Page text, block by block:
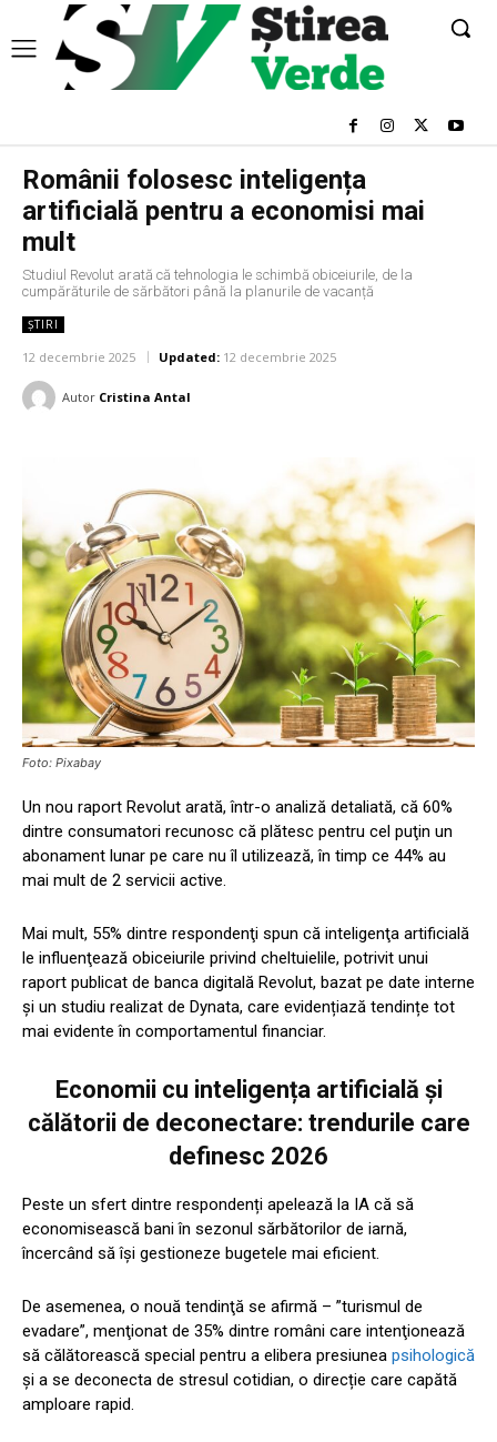
Românii folosesc inteligența
artificială pentru a economisi mai
mult
Studiul Revolut arată că tehnologia le schimbă obiceiurile, de la
cumpărăturile de sărbători până la planurile de vacanță
ȘTIRI
12 decembrie 2025 Updated: 12 decembrie 2025
Autor Cristina Antal
Foto: Pixabay
Un nou raport Revolut arată, într-o analiză detaliată, că 60%
dintre consumatori recunosc că plătesc pentru cel puţin un
abonament lunar pe care nu îl utilizează, în timp ce 44% au
mai mult de 2 servicii active.
Mai mult, 55% dintre respondenţi spun că inteligenţa artificială
le influenţează obiceiurile privind cheltuielile, potrivit unui
raport publicat de banca digitală Revolut, bazat pe date interne
şi un studiu realizat de Dynata, care evidențiază tendințe tot
mai evidente în comportamentul financiar.
Economii cu inteligența artificială și
călătorii de deconectare: trendurile care
definesc 2026
Peste un sfert dintre respondenți apelează la IA că să
economisească bani în sezonul sărbătorilor de iarnă,
încercând să își gestioneze bugetele mai eficient.
De asemenea, o nouă tendinţă se afirmă – ”turismul de
evadare”, menţionat de 35% dintre români care intenţionează
să călătorească special pentru a elibera presiunea psihologică
şi a se deconecta de stresul cotidian, o direcție care capătă
amploare rapid.